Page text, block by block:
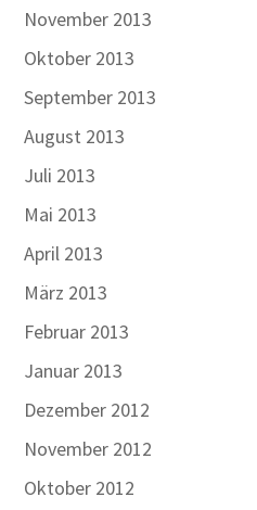
November 2013
Oktober 2013
September 2013
August 2013
Juli 2013
Mai 2013
April 2013
März 2013
Februar 2013
Januar 2013
Dezember 2012
November 2012
Oktober 2012